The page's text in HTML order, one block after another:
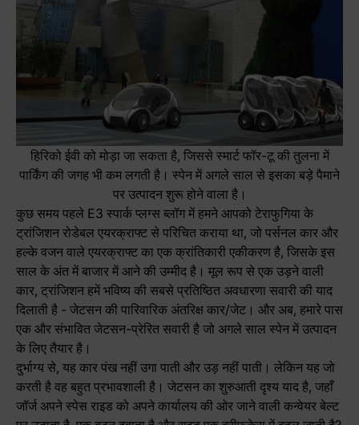
हिरिको ईवी को मोड़ा जा सकता है, जिससे स्मार्ट फॉर-टू की तुलना में
पार्किंग की जगह भी कम लगती है। स्पेन में अगले साल से इसका बड़े पैमाने
पर उत्पादन शुरू होने वाला है।
कुछ समय पहले E3 स्पार्क प्लग्स ब्लॉग में हमने आपको टेराफुगिया के
ट्रांजिशन रोडेबल एयरक्राफ्ट से परिचित कराया था, जो पर्सनल कार और
हल्के वजन वाले एयरक्राफ्ट का एक क्रांतिकारी एकीकरण है, जिसके इस
साल के अंत में बाजार में आने की उम्मीद है। मूल रूप से एक उड़ने वाली
कार, ट्रांजिशन हमें भविष्य की सबसे प्रतिष्ठित अवधारणा सवारी की याद
दिलाती है - जेटसन की पारिवारिक अंतरिक्ष कार/जेट। और अब, हमारे पास
एक और संभावित जेटसन-प्रेरित सवारी है जो अगले साल स्पेन में उत्पादन
के लिए तैयार है।
दुर्भाग्य से, यह कार पंख नहीं उगा पाती और उड़ नहीं पाती। लेकिन यह जो
करती है वह बहुत प्रभावशाली है। जेटसन का शुरुआती दृश्य याद है, जहाँ
जॉर्ज अपने स्पेस राइड को अपने कार्यालय की ओर जाने वाली कन्वेयर बेल्ट